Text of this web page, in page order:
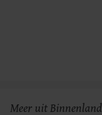
Meer uit Binnenland